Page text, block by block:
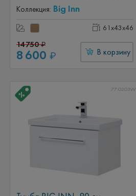
Коллекция: Big Inn
61x43x46
14 750₽
8 600 ₽ В корзину
77.0203W